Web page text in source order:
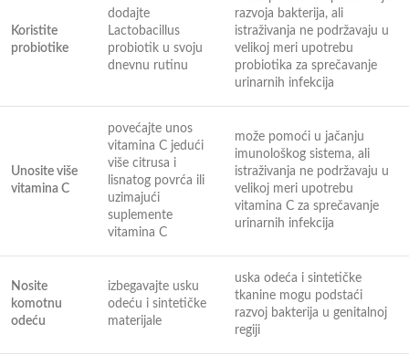
Koristite
probiotike
dodajte
Lactobacillus
probiotik u svoju
dnevnu rutinu
razvoja bakterija, ali
istraživanja ne podržavaju u
velikoj meri upotrebu
probiotika za sprečavanje
urinarnih infekcija
Unosite više
vitamina C
povećajte unos
vitamina C jedući
više citrusa i
lisnatog povrća ili
uzimajući
suplemente
vitamina C
može pomoći u jačanju
imunološkog sistema, ali
istraživanja ne podržavaju u
velikoj meri upotrebu
vitamina C za sprečavanje
urinarnih infekcija
Nosite
komotnu
odeću
izbegavajte usku
odeću i sintetičke
materijale
uska odeća i sintetičke
tkanine mogu podstaći
razvoj bakterija u genitalnoj
regiji